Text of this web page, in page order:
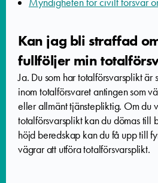
Kan jag bli straffad
fullföljer min
Ja. Du som har totalförsvarsplikt är
inom totalförsvaret antingen som
eller allmänt tjänstepliktig. Om du
totalförsvarsplikt kan du dömas till
höjd beredskap kan du få upp till
vägrar att utföra totalförsvarsplikt.